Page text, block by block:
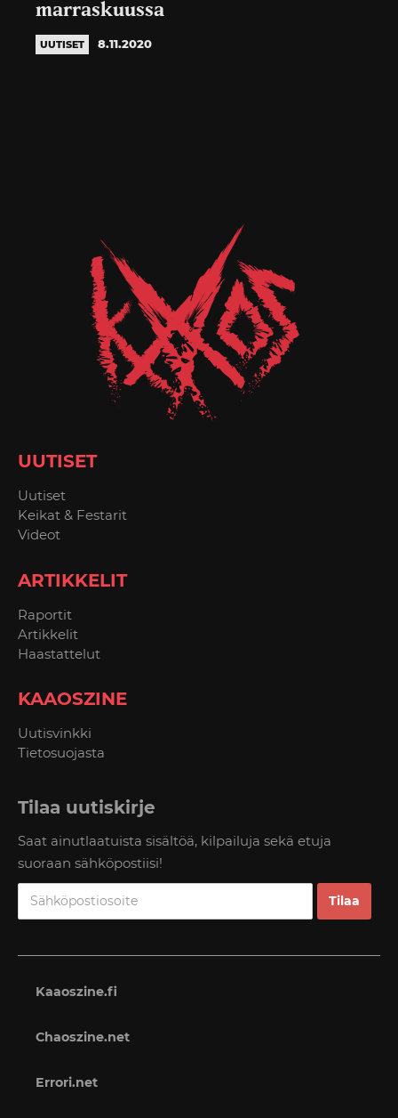
marraskuussa
UUTISET 8.11.2020
UUTISET
Uutiset
Keikat & Festarit
Videot
ARTIKKELIT
Raportit
Artikkelit
Haastattelut
KAAOSZINE
Uutisvinkki
Tietosuojasta
Tilaa uutiskirje
Saat ainutlaatuista sisältöä, kilpailuja sekä etuja
suoraan sähköpostiisi!
Kaaoszine.fi
Chaoszine.net
Errori.net